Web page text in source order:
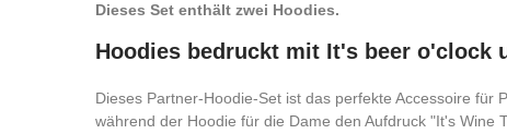
Dieses Set enthält zwei Hoodies.
Hoodies bedruckt mit It's beer o'clock
Dieses Partner-Hoodie-Set ist das perfekte Accessoire für
während der Hoodie für die Dame den Aufdruck "It's